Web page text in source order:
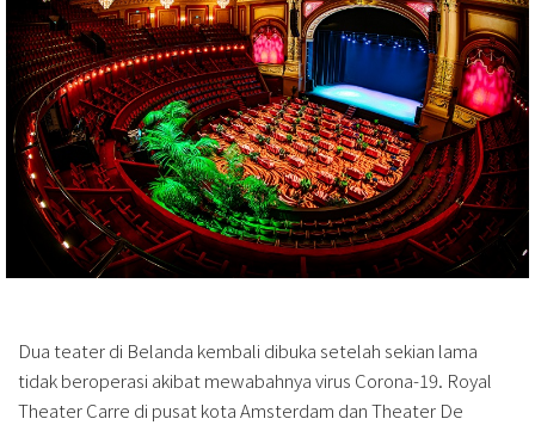
Dua teater di Belanda kembali dibuka setelah sekian lama
tidak beroperasi akibat mewabahnya virus Corona-19. Royal
Theater Carre di pusat kota Amsterdam dan Theater De